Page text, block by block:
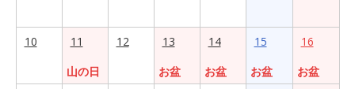
10
11
山の日
12
13
お盆
14
お盆
15
お盆
16
お盆